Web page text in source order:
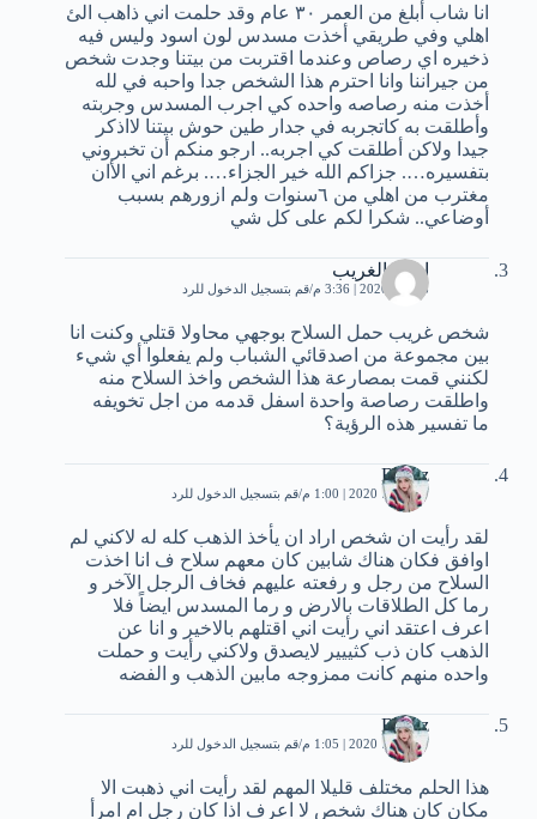
انا شاب أبلغ من العمر ٣٠ عام وقد حلمت اني ذاهب الئ
اهلي وفي طريقي أخذت مسدس لون اسود وليس فيه
ذخيره اي رصاص وعندما اقتربت من بيتنا وجدت شخص
من جيراننا وانا احترم هذا الشخص جدا واحبه في لله
أخذت منه رصاصه واحده كي اجرب المسدس وجربته
وأطلقت به كاتجربه في جدار طين حوش بيتنا لااذكر
جيدا ولاكن أطلقت كي اجربه.. ارجو منكم أن تخبروني
بتفسيره…. جزاكم الله خير الجزاء…. برغم اني الأان
مغترب من اهلي من ٦سنوات ولم ازورهم بسبب
أوضاعي.. شكرا لكم على كل شي
احمد الغريب
8 مايو، 2020 | 3:36 م قم بتسجيل الدخول للرد
شخص غريب حمل السلاح بوجهي محاولا قتلي وكنت انا
بين مجموعة من اصدقائي الشباب ولم يفعلوا أي شيء
لكنني قمت بمصارعة هذا الشخص واخذ السلاح منه
واطلقت رصاصة واحدة اسفل قدمه من اجل تخويفه
ما تفسير هذه الرؤية؟
Banaz
27 يونيو، 2020 | 1:00 م قم بتسجيل الدخول للرد
لقد رأيت ان شخص اراد ان يأخذ الذهب كله له لاكني لم
اوافق فكان هناك شابين كان معهم سلاح ف انا اخذت
السلاح من رجل و رفعته عليهم فخاف الرجل الآخر و
رما كل الطلاقات بالارض و رما المسدس ايضاً فلا
اعرف اعتقد اني رأيت اني اقتلهم بالاخير و انا عن
الذهب كان ذب كثييير لايصدق ولاكني رأيت و حملت
واحده منهم كانت ممزوجه مابين الذهب و الفضه
Banaz
27 يونيو، 2020 | 1:05 م قم بتسجيل الدخول للرد
هذا الحلم مختلف قليلا المهم لقد رأيت اني ذهبت الا
مكان كان هناك شخص لا اعرف اذا كان رجل ام امرأ